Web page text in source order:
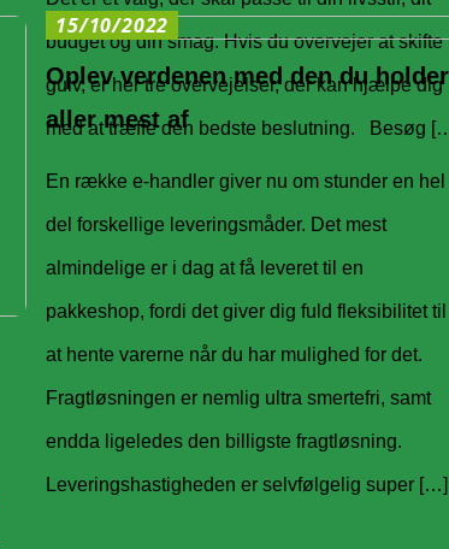
budget og din smag. Hvis du overvejer at skifte
gulv, er her tre overvejelser, der kan hjælpe dig
med at træffe den bedste beslutning. Besøg
15/10/2022
Oplev verdenen med den du holder
aller mest af
En række e-handler giver nu om stunder en hel
del forskellige leveringsmåder. Det mest
almindelige er i dag at få leveret til en
pakkeshop, fordi det giver dig fuld fleksibilitet til
at hente varerne når du har mulighed for det.
Fragtløsningen er nemlig ultra smertefri, samt
endda ligeledes den billigste fragtløsning.
Leveringshastigheden er selvfølgelig super […]